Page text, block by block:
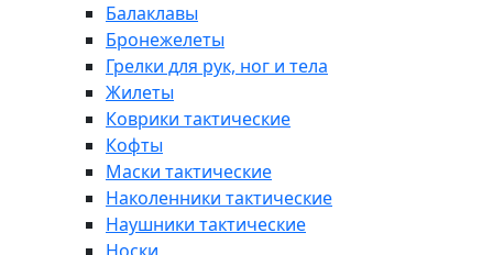
Балаклавы
Бронежелеты
Грелки для рук, ног и тела
Жилеты
Коврики тактические
Кофты
Маски тактические
Наколенники тактические
Наушники тактические